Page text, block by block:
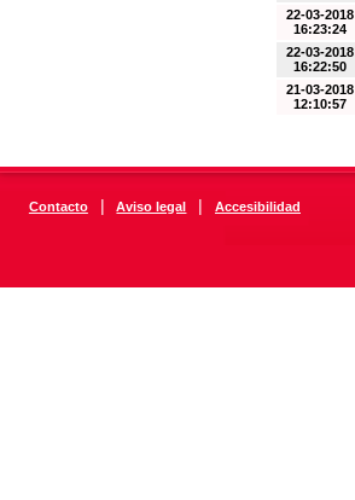
22-03-2018
16:23:24
22-03-2018
16:22:50
21-03-2018
12:10:57
Contacto | Aviso legal | Accesibilidad